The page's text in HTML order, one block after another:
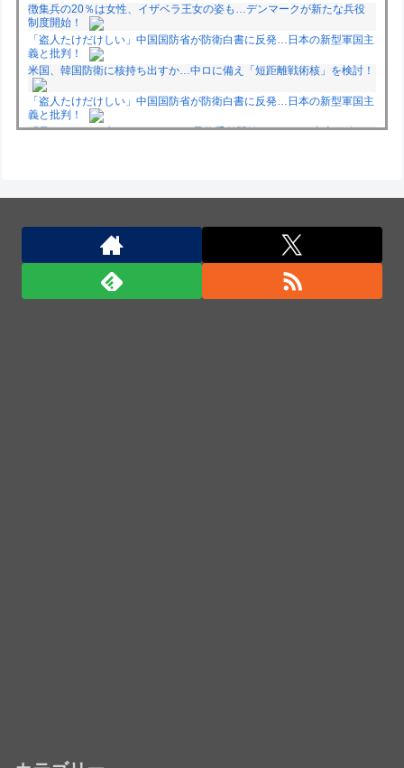
徴集兵の20％は女性、イザベラ王女の姿も…デンマークが新たな兵役
制度開始！
「盗人たけだけしい」中国国防省が防衛白書に反発…日本の新型軍国主
義と批判！
米国、韓国防衛に核持ち出すか…中ロに備え「短距離戦術核」を検討！
「盗人たけだけしい」中国国防省が防衛白書に反発…日本の新型軍国主
義と批判！
「君たちはどう生きるか」Blu-ray予約受付開始！アフレコ台本や絵コ
★【ワートリ】風間隊3人≒忍田単騎くらいのイメージかな
Powered by livedoor 相互RSS